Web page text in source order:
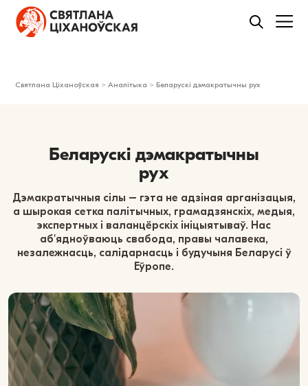
Святлана Ціханоўская >Аналітыка > Беларускі дэмакратычны рух
Беларускі дэмакратычны
рух
Дэмакратычныя сілы – гэта не адзіная арганізацыя,
а шырокая сетка палітычных, грамадзянскіх, медыя,
экспертных і валанцёрскіх ініцыятываў. Нас
аб'ядноўваюць свабода, правы чалавека,
незалежнасць, салідарнасць і будучыня Беларусі ў
Еўропе.